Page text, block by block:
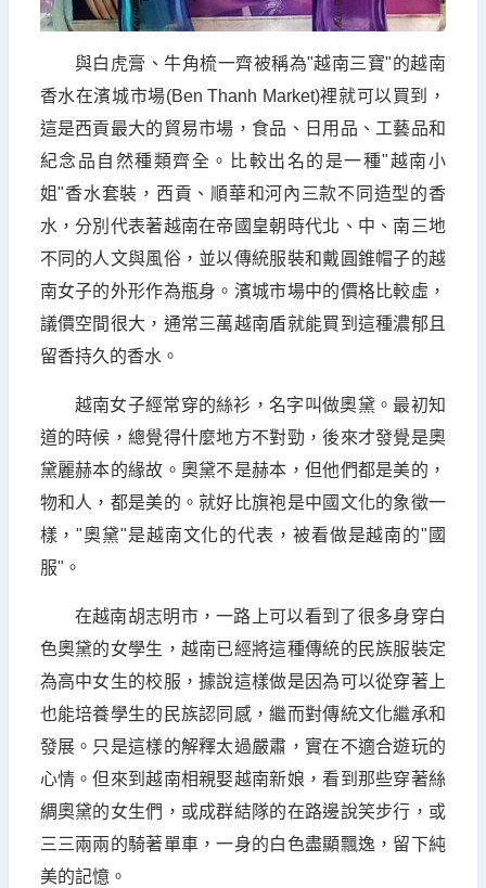
與白虎膏、牛角梳一齊被稱為"越南三寶"的越南
香水在濱城市場(Ben Thanh Market)裡就可以買到，
這是西貢最大的貿易市場，食品、日用品、工藝品和
紀念品自然種類齊全。比較出名的是一種"越南小
姐"香水套裝，西貢、順華和河內三款不同造型的香
水，分別代表著越南在帝國皇朝時代北、中、南三地
不同的人文與風俗，並以傳統服裝和戴圓錐帽子的越
南女子的外形作為瓶身。濱城市場中的價格比較虛，
議價空間很大，通常三萬越南盾就能買到這種濃郁且
留香持久的香水。
越南女子經常穿的絲衫，名字叫做奧黛。最初知
道的時候，總覺得什麼地方不對勁，後來才發覺是奧
黛麗赫本的緣故。奧黛不是赫本，但他們都是美的，
物和人，都是美的。就好比旗袍是中國文化的象徵一
樣，"奧黛"是越南文化的代表，被看做是越南的"國
服"。
在越南胡志明市，一路上可以看到了很多身穿白
色奧黛的女學生，越南已經將這種傳統的民族服裝定
為高中女生的校服，據說這樣做是因為可以從穿著上
也能培養學生的民族認同感，繼而對傳統文化繼承和
發展。只是這樣的解釋太過嚴肅，實在不適合遊玩的
心情。但來到越南相親娶越南新娘，看到那些穿著絲
綢奧黛的女生們，或成群結隊的在路邊說笑步行，或
三三兩兩的騎著單車，一身的白色盡顯飄逸，留下純
美的記憶。